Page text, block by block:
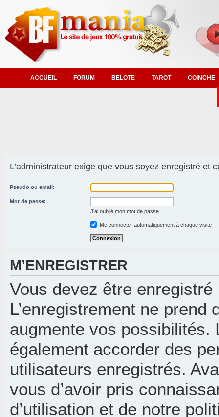
ACCUEIL FORUM BELOTE TAROT COINCHE
L’administrateur exige que vous soyez enregistré et
Pseudo ou email:
Mot de passe:
J’ai oublié mon mot de passe
Me connecter automatiquement à chaque visite
M’ENREGISTRER
Vous devez être
L’enregistrement ne prend
augmente vos possibilités.
également accorder des
utilisateurs enregistrés.
vous d’avoir pris
d’utilisation et de notre